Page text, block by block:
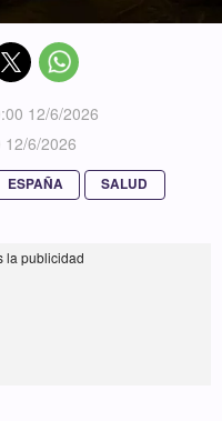
12/6/2026
12/6/2026
ESPAÑA SALUD